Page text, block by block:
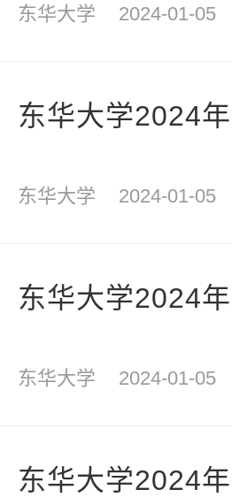
东华大学 2024-01-05
东华大学2024
东华大学 2024-01-05
东华大学2024
东华大学 2024-01-05
东华大学2024